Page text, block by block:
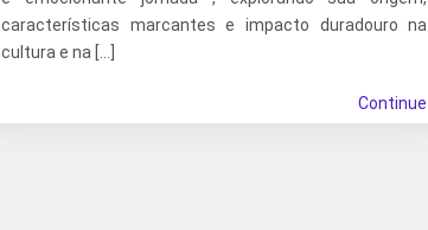
características marcantes e impacto duradouro na
cultura e na […]
Continue